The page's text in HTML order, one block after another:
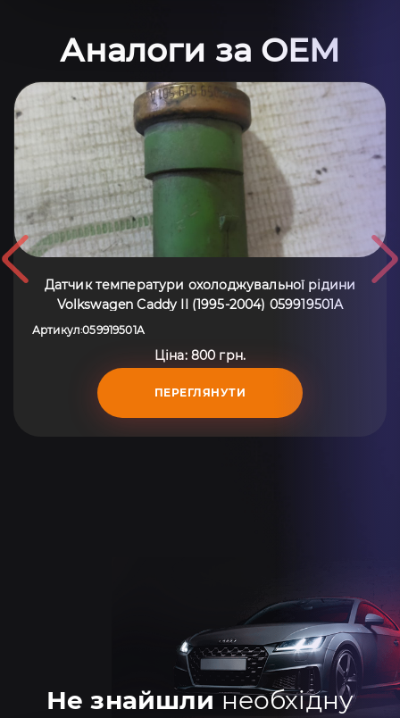
Аналоги за OEM
Датчик температури охолоджувальної рідини
Volkswagen Caddy II (1995-2004) 059919501A
Артикул:059919501A
Ціна: 800 грн.
ПЕРЕГЛЯНУТИ
Не знайшлинеобхідну